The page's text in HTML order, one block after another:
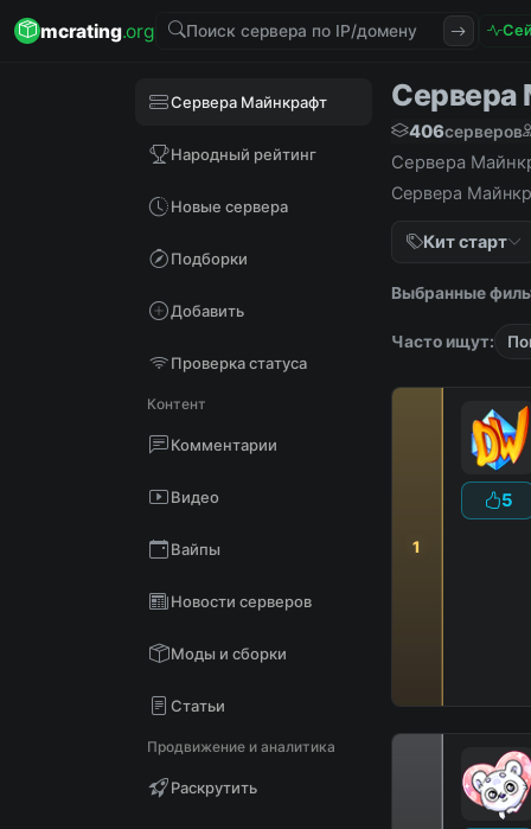
mcrating.org
Сервера Майнкрафт
Народный рейтинг
Новые сервера
Подборки
Добавить
Проверка статуса
Контент
Комментарии
Видео
Вайпы
Новости серверов
Моды и сборки
Статьи
Продвижение и аналитика
Раскрутить
Сервера
406серверов
Сервера
Сервера
Кит старт
Выбранные
Часто ищут:
1
5